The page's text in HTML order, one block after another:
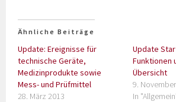
Ähnliche Beiträge
Update: Ereignisse für
technische Geräte,
Medizinprodukte sowie
Mess- und Prüfmittel
28. März 2013
Update
Funktionen
Übersicht
9.
In